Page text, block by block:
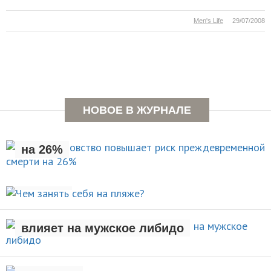
29/07/2008
Men's Life
НОВОЕ В ЖУРНАЛЕ
Раннее отцовство повышает
на 26%
Чем занять себя на
АКТИВНЫЙ ОТДЫХ
Рождение ребенка негативно
влияет на мужское либидо
НОВОСТИ
Стали известны упражнения,
которые помогают легко